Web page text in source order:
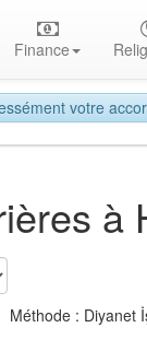
votre
Finance
à
Méthode : Diyanet